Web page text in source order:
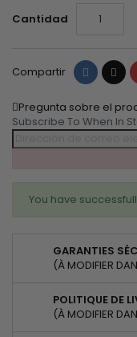
Cantidad
Compartir
Pregunta sobre el
Subscribe To When In
You have
GARANTIES
(À MODIFIER
POLITIQUE DE
(À MODIFIER